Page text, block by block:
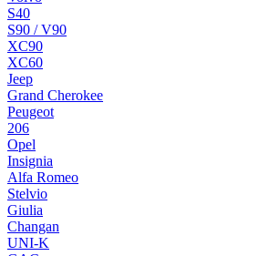
S40
S90 / V90
XC90
XC60
Jeep
Grand Cherokee
Peugeot
206
Opel
Insignia
Alfa Romeo
Stelvio
Giulia
Changan
UNI-K